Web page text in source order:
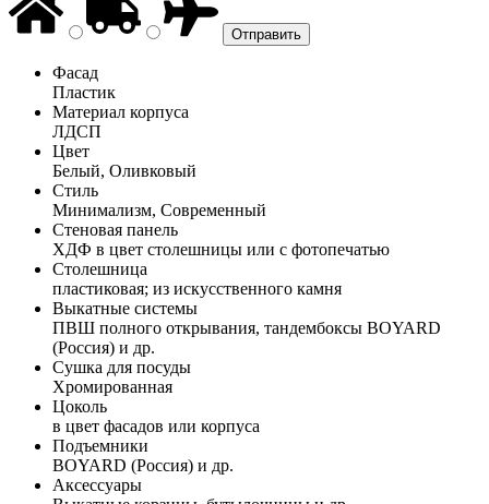
Фасад
Пластик
Материал корпуса
ЛДСП
Цвет
Белый, Оливковый
Стиль
Минимализм, Современный
Стеновая панель
ХДФ в цвет столешницы или с фотопечатью
Столешница
пластиковая; из искусственного камня
Выкатные системы
ПВШ полного открывания, тандембоксы BOYARD
(Россия) и др.
Сушка для посуды
Хромированная
Цоколь
в цвет фасадов или корпуса
Подъемники
BOYARD (Россия) и др.
Аксессуары